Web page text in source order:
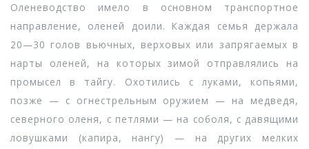
Оленеводство имело в основном транспортное
направление, оленей доили. Каждая семья держала
20—30 голов вьючных, верховых или запрягаемых в
нарты оленей, на которых зимой отправлялись на
промысел в тайгу. Охотились с луками, копьями,
позже — с огнестрельным оружием — на медведя,
северного оленя, с петлями — на соболя, с давящими
ловушками (капира, нангу) — на других мелких